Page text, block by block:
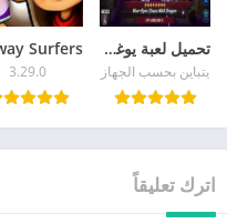
تحميل لعبة يوغي يو للاندرويد APK آخر إصدار 2026 مجاناً
يتباين بحسب الجهاز 3.29.0
اترك تعليقاً